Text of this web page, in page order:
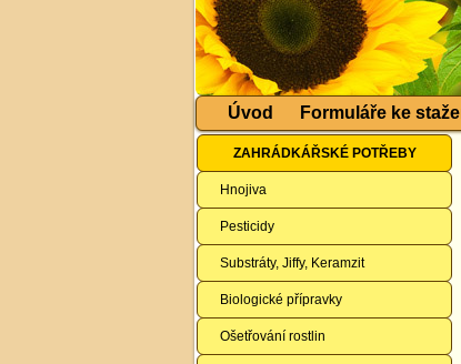
Úvod Formuláře ke
ZAHRÁDKÁŘSKÉ POTŘEBY
Hnojiva
Pesticidy
Substráty, Jiffy, Keramzit
Biologické přípravky
Ošetřování rostlin